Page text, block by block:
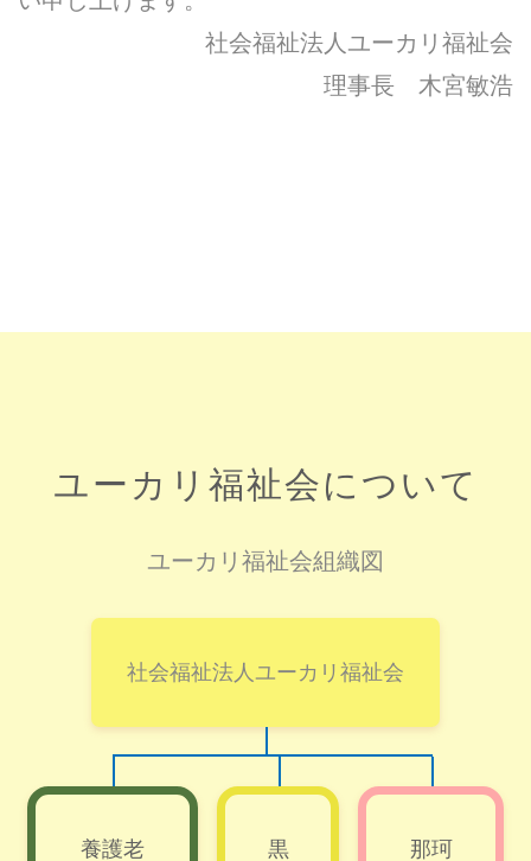
社会福祉法人ユーカリ福祉会
理事長 木宮敏浩
ユーカリ福祉会について
ユーカリ福祉会組織図
社会福祉法人ユーカリ福祉会
養護老 黒 那珂